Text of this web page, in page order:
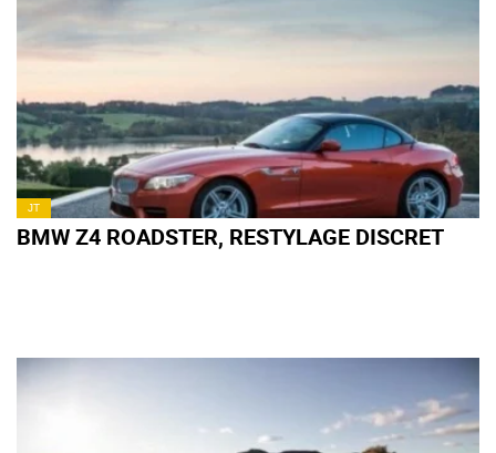
JT
BMW Z4 ROADSTER, RESTYLAGE DISCRET